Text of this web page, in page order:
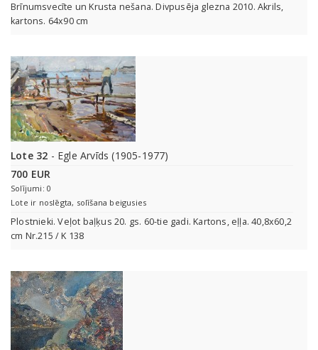
Brīnumsvecīte un Krusta nešana. Divpusēja glezna 2010. Akrils,
kartons. 64x90 cm
Lote 32 - Egle Arvīds (1905-1977)
700 EUR
Solījumi: 0
Lote ir noslēgta, solīšana beigusies
Plostnieki. Veļot baļķus 20. gs. 60-tie gadi. Kartons, eļļa. 40,8x60,2
cm Nr.215 / K 138